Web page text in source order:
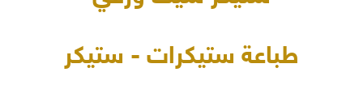
طباعة ستيكرات - ستيكر